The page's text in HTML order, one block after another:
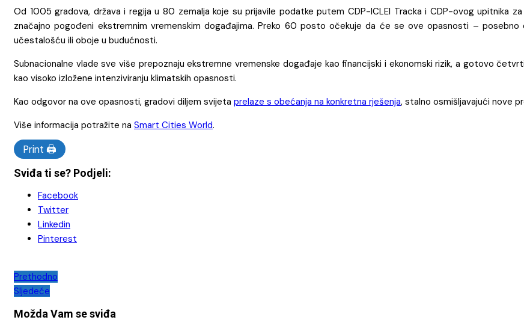
Od 1005 gradova, država i regija u 80 zemalja koje su prijavile podatke putem CDP-ICLEI Tracka i CDP-ovog upitnika
značajno pogođeni ekstremnim vremenskim događajima. Preko 60 posto očekuje da će se ove opasnosti –
učestalošću ili oboje u budućnosti.
Subnacionalne vlade sve više prepoznaju ekstremne vremenske događaje kao financijski i ekonomski rizik, a gotovo
kao visoko izložene intenziviranju klimatskih opasnosti.
Kao odgovor na ove opasnosti, gradovi diljem svijeta prelaze s obećanja na konkretna rješenja, stalno osmišljavajući nove
Više informacija potražite na Smart Cities World.
Print 🖨
Sviđa ti se? Podjeli:
Facebook
Twitter
Linkedin
Pinterest
Navigacija
objava
Prethodno
Sljedeće
Možda Vam se sviđa